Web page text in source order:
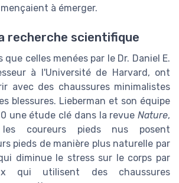
à émerger.
recherche scientifique
que celles menées par le Dr. Daniel E.
à l'Université de Harvard, ont
avec des chaussures minimalistes
blessures. Lieberman et son équipe
une étude clé dans la revue Nature,
coureurs pieds nus posent
pieds de manière plus naturelle par
diminue le stress sur le corps par
qui utilisent des chaussures